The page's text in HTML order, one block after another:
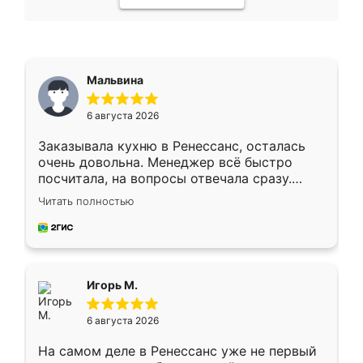
Мальвина
6 августа 2026
Заказывала кухню в Ренессанс, осталась
очень довольна. Менеджер всё быстро
посчитала, на вопросы отвечала сразу.
Замерщик приехал в субботу, подошёл к
делу со всей ответственностью. Собрали
за день, ребята работали аккуратно, даже
Читать полностью
Игорь М.
6 августа 2026
На самом деле в Ренессанс уже не первый